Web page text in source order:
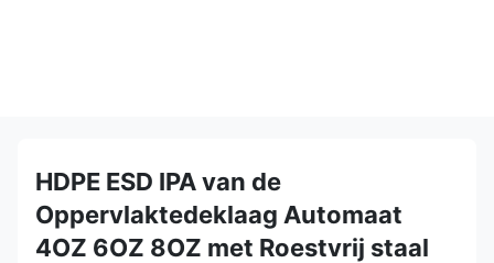
HDPE ESD IPA van de
Oppervlaktedeklaag Automaat
4OZ 6OZ 8OZ met Roestvrij staal